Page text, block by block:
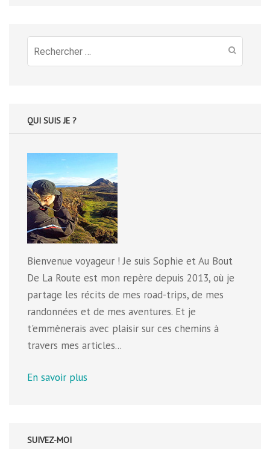
Recherche
pour
QUI SUIS JE ?
Bienvenue voyageur ! Je suis Sophie et Au Bout
De La Route est mon repère depuis 2013, où je
partage les récits de mes road-trips, de mes
randonnées et de mes aventures. Et je
t'emmènerais avec plaisir sur ces chemins à
travers mes articles...
En savoir plus
SUIVEZ-MOI